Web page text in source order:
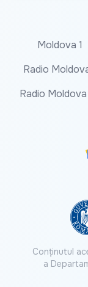
Moldova 1
Radio
Radio
Conținutul
a